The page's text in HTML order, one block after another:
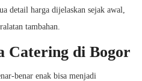
detail harga dijelaskan sejak awal,
tambahan.
Catering di Bogor
benar enak bisa menjadi